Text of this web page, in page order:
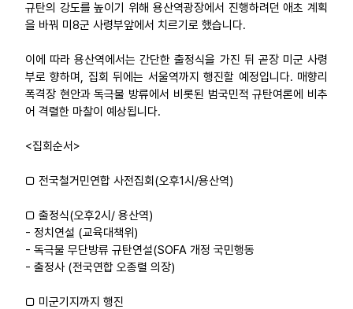
규탄의 강도를 높이기 위해 용산역광장에서 진행하려던 애초 계획
을 바꿔 미8군 사령부앞에서 치르기로 했습니다.
이에 따라 용산역에서는 간단한 출정식을 가진 뒤 곧장 미군 사령
부로 향하며, 집회 뒤에는 서울역까지 행진할 예정입니다. 매향리
폭격장 현안과 독극물 방류에서 비롯된 범국민적 규탄여론에 비추
어 격렬한 마찰이 예상됩니다.
<집회순서>
□ 전국철거민연합 사전집회(오후1시/용산역)
□ 출정식(오후2시/ 용산역)
- 정치연설 (교육대책위)
- 독극물 무단방류 규탄연설(SOFA 개정 국민행동
- 출정사 (전국연합 오종렬 의장)
□ 미군기지까지 행진